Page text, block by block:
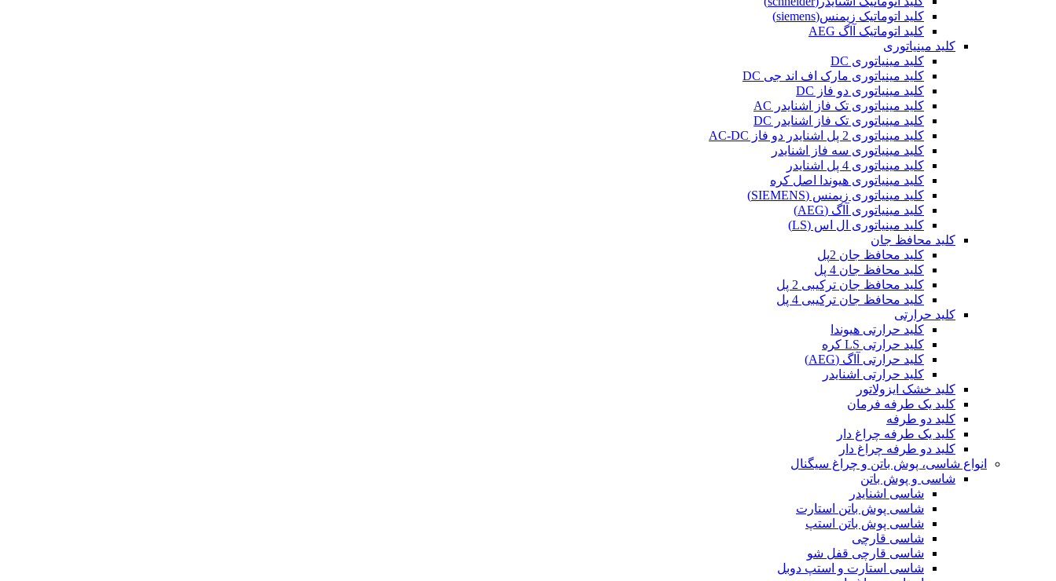
کلید اتوماتیک زیمنس(siemens)
کلید اتوماتیک آاگ AEG
کلید مینیاتوری
کلید مینیاتوری DC
کلید مینیاتوری مارک اف اند جی DC
کلید مینیاتوری دو فاز DC
کلید مینیاتوری تک فاز اشنایدر AC
کلید مینیاتوری تک فاز اشنایدر DC
کلید مینیاتوری 2 پل اشنایدر دو فاز AC-DC
کلید مینیاتوری سه فاز اشنایدر
کلید مینیاتوری 4 پل اشنایدر
کلید مینیاتوری هیوندا اصل کره
کلید مینیاتوری زیمنس (SIEMENS)
کلید مینیاتوری آاگ (AEG)
کلید مینیاتوری ال اس (LS)
کلید محافظ جان
کلید محافظ جان 2پل
کلید محافظ جان 4 پل
کلید محافظ جان ترکیبی 2 پل
کلید محافظ جان ترکیبی 4 پل
کلید حرارتی
کلید حرارتی هیوندا
کلید حرارتی LS کره
کلید حرارتی آاگ (AEG)
کلید حرارتی اشنایدر
کلید خشک ایزولاتور
کلید یک طرفه فرمان
کلید دو طرفه
کلید یک طرفه چراغ دار
کلید دو طرفه چراغ دار
انواع شاسی، پوش باتن و چراغ سیگنال
شاسی و پوش باتن
شاسی اشنایدر
شاسی پوش باتن استارت
شاسی پوش باتن استپ
شاسی قارچی
شاسی قارچی قفل شو
شاسی استارت و استپ دوبل